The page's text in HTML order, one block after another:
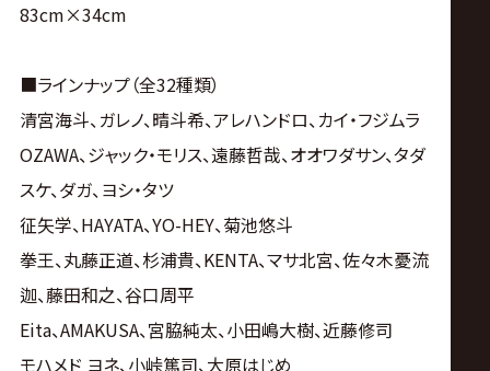
83cm×34cm
■ラインナップ（全32種類）
清宮海斗、ガレノ、晴斗希、アレハンドロ、カイ・フジムラ
OZAWA、ジャック・モリス、遠藤哲哉、オオワダサン、タダ
スケ、ダガ、ヨシ・タツ
征矢学、HAYATA、YO-HEY、菊池悠斗
拳王、丸藤正道、杉浦貴、KENTA、マサ北宮、佐々木憂流
迦、藤田和之、谷口周平
Eita、AMAKUSA、宮脇純太、小田嶋大樹、近藤修司
モハメド ヨネ、小峠篤司、大原はじめ